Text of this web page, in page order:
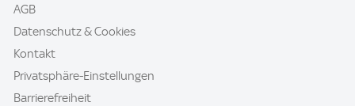
AGB
Datenschutz & Cookies
Kontakt
Privatsphäre-Einstellungen
Barrierefreiheit